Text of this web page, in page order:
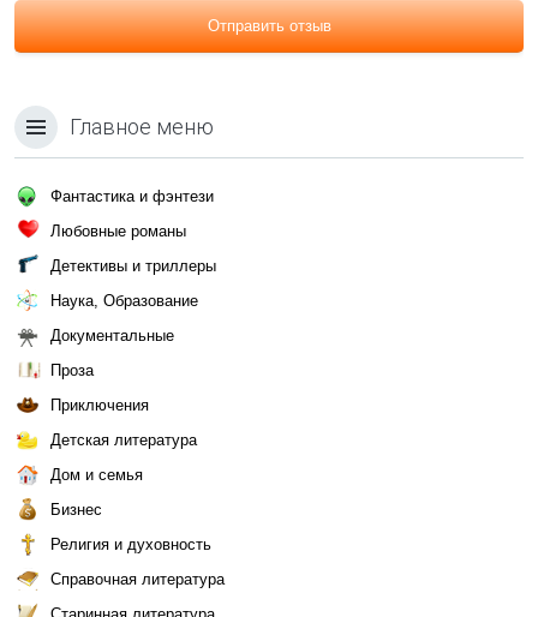
Отправить отзыв
Главное меню
Фантастика и фэнтези
Любовные романы
Детективы и триллеры
Наука, Образование
Документальные
Проза
Приключения
Детская литература
Дом и семья
Бизнес
Религия и духовность
Справочная литература